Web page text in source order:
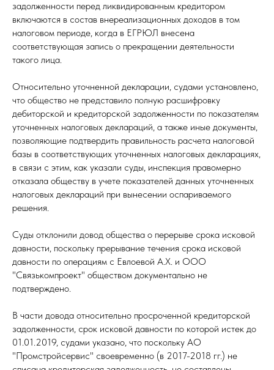
задолженности перед ликвидированным кредитором
включаются в состав внереализационных доходов в том
налоговом периоде, когда в ЕГРЮЛ внесена
соответствующая запись о прекращении деятельности
такого лица.
Относительно уточненной декларации, судами установлено,
что общество не представило полную расшифровку
дебиторской и кредиторской задолженности по показателям
уточненных налоговых деклараций, а также иные документы,
позволяющие подтвердить правильность расчета налоговой
базы в соответствующих уточненных налоговых декларациях,
в связи с этим, как указали суды, инспекция правомерно
отказала обществу в учете показателей данных уточненных
налоговых деклараций при вынесении оспариваемого
решения.
Суды отклонили довод общества о перерыве срока исковой
давности, поскольку прерывание течения срока исковой
давности по операциям с Евлоевой А.Х. и ООО
"Связькомпроект" обществом документально не
подтверждено.
В части довода относительно просроченной кредиторской
задолженности, срок исковой давности по которой истек до
01.01.2019, судами указано, что поскольку АО
"Промстройсервис" своевременно (в 2017-2018 гг.) не